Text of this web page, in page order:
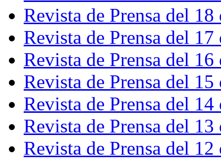
Revista de Prensa del
Revista de Prensa del
Revista de Prensa del
Revista de Prensa del
Revista de Prensa del
Revista de Prensa del
Revista de Prensa del